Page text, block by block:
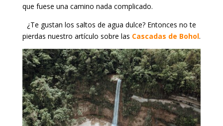
que fuese una camino nada complicado.
¿Te gustan los saltos de agua dulce? Entonces no te
pierdas nuestro artículo sobre las Cascadas de Bohol.